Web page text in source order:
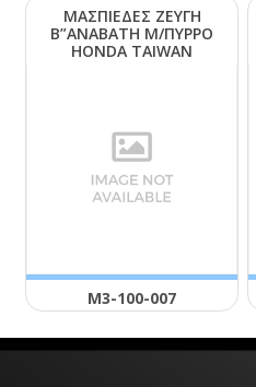
ΜΑΣΠΙΕΔΕΣ ΖΕΥΓΗ
Β”ΑΝΑΒΑΤΗ Μ/ΠΥΡΡΟ
ΗΟΝDΑ ΤΑΙWΑΝ
Μ3-100-007